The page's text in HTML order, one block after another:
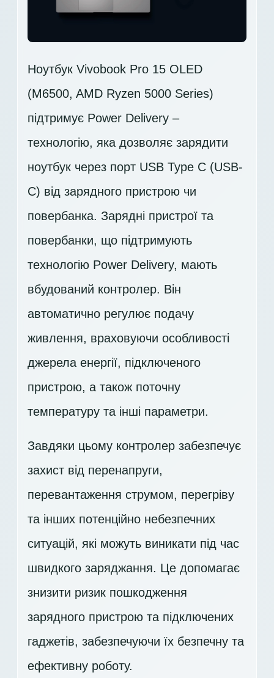
Ноутбук Vivobook Pro 15 OLED
(M6500, AMD Ryzen 5000 Series)
підтримує Power Delivery –
технологію, яка дозволяє зарядити
ноутбук через порт USB Type C (USB-
C) від зарядного пристрою чи
повербанка. Зарядні пристрої та
повербанки, що підтримують
технологію Power Delivery, мають
вбудований контролер. Він
автоматично регулює подачу
живлення, враховуючи особливості
джерела енергії, підключеного
пристрою, а також поточну
температуру та інші параметри.
Завдяки цьому контролер забезпечує
захист від перенапруги,
перевантаження струмом, перегріву
та інших потенційно небезпечних
ситуацій, які можуть виникати під час
швидкого заряджання. Це допомагає
знизити ризик пошкодження
зарядного пристрою та підключених
гаджетів, забезпечуючи їх безпечну та
ефективну роботу.